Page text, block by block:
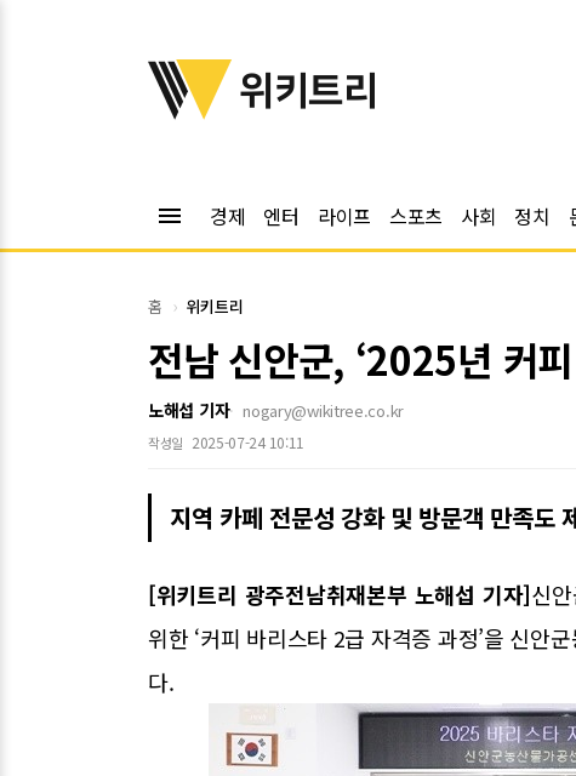
위키트리
위키트리
menu 경제 엔터 라이프 스포츠 사회 정치
홈 위키트리
전남 신안군, ‘2025년 커
노해섭 기자 nogary@wikitree.co.kr
작성일 2025-07-24 10:11
지역 카페 전문성 강화 및 방문객 만족도
[위키트리 광주전남취재본부 노해섭 기자]신
위한 ‘커피 바리스타 2급 자격증 과정’을 신안
다.